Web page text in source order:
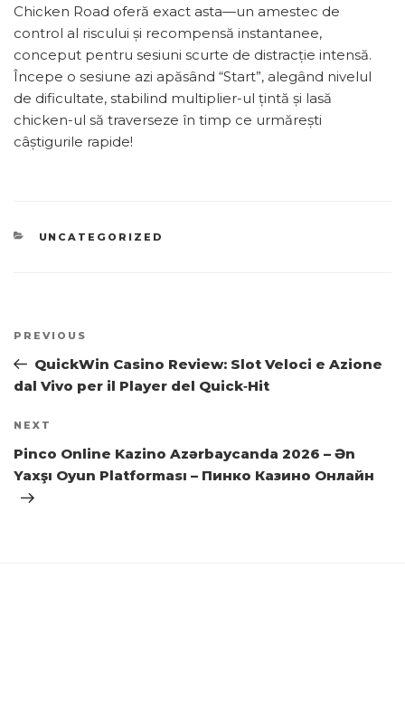
Chicken Road oferă exact asta—un amestec de
control al riscului și recompensă instantanee,
conceput pentru sesiuni scurte de distracție intensă.
Începe o sesiune azi apăsând “Start”, alegând nivelul
de dificultate, stabilind multiplier-ul țintă și lasă
chicken-ul să traverseze în timp ce urmărești
câștigurile rapide!
CATEGORIES
UNCATEGORIZED
Previous
Post
PREVIOUS
QuickWin Casino Review: Slot Veloci e Azione
dal Vivo per il Player del Quick‑Hit
Next
Post
NEXT
Pinco Online Kazino Azərbaycanda 2026 – Ən
Yaxşı Oyun Platforması – Пинко Казино Онлайн